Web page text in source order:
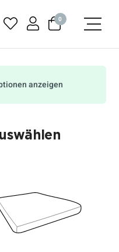
0
anzeigen